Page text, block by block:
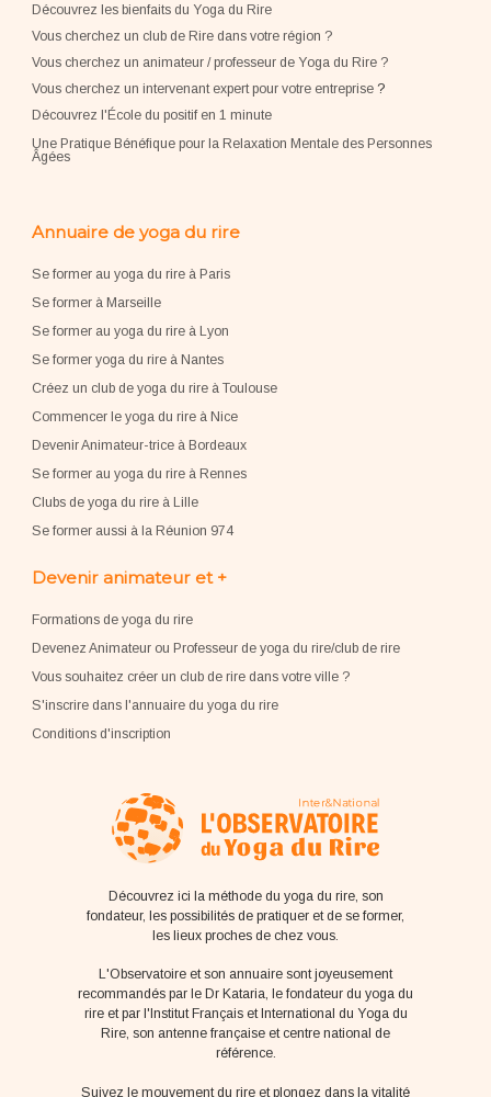
Découvrez les bienfaits du Yoga du Rire
Vous cherchez un club de Rire dans votre région ?
Vous cherchez un animateur / professeur de Yoga du Rire ?
Vous cherchez un intervenant expert pour votre entreprise?
Découvrez l'École du positif en 1 minute
Une Pratique Bénéfique pour la Relaxation Mentale des Personnes
Âgées
Annuaire de yoga du rire
Se former au yoga du rire à Paris
Se former à Marseille
Se former au yoga du rire à Lyon
Se former yoga du rire à Nantes
Créez un club de yoga du rire à Toulouse
Commencer le yoga du rire à Nice
Devenir Animateur-trice à Bordeaux
Se former au yoga du rire à Rennes
Clubs de yoga du rire à Lille
Se former aussi à la Réunion 974
Devenir animateur et +
Formations de yoga du rire
Devenez Animateur ou Professeur de yoga du rire/club de rire
Vous souhaitez créer un club de rire dans votre ville ?
S'inscrire dans l'annuaire du yoga du rire
Conditions d'inscription
Découvrez ici la méthode du yoga du rire, son
fondateur, les possibilités de pratiquer et de se former,
les lieux proches de chez vous.
L'Observatoire et son annuaire sont joyeusement
recommandés par le Dr Kataria, le fondateur du yoga du
rire et par l'Institut Français et International du Yoga du
Rire, son antenne française et centre national de
référence.
Suivez le mouvement du rire et plongez dans la vitalité